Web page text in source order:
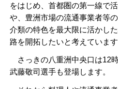
をはじめ、首都圏の第一線で
や、豊洲市場の流通事業者等
介類の特色を最大限に活かし
路を開拓したいと考えています
さっきの八重洲中央口は12
武藤敬司選手も登場します。